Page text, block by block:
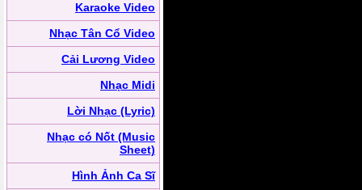
Karaoke Video
Nhạc Tân Cổ Video
Cải Lương Video
Nhạc Midi
Lời Nhạc (Lyric)
Nhạc có Nốt (Music
Sheet)
Hình Ảnh Ca Sĩ